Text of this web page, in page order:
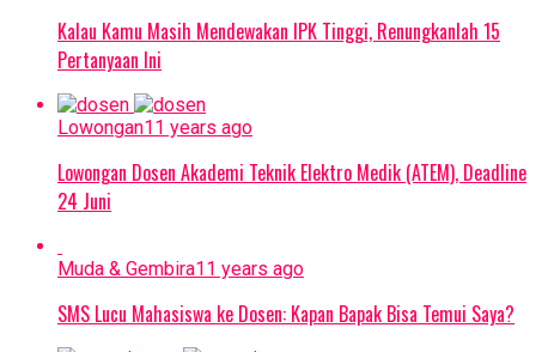
Kalau Kamu Masih Mendewakan IPK Tinggi, Renungkanlah 15
Pertanyaan Ini
Lowongan11 years ago
Lowongan Dosen Akademi Teknik Elektro Medik (ATEM), Deadline
24 Juni
Muda & Gembira11 years ago
SMS Lucu Mahasiswa ke Dosen: Kapan Bapak Bisa Temui Saya?